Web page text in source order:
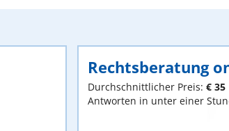
Rechtsberatung
Durchschnittlicher Preis: € 35
Antworten in unter einer